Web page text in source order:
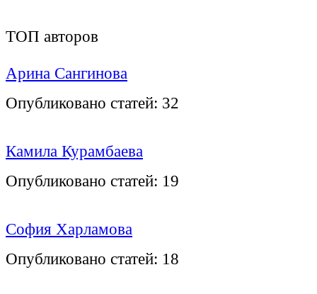
ТОП авторов
Арина Сангинова
Опубликовано статей: 32
Камила Курамбаева
Опубликовано статей: 19
София Харламова
Опубликовано статей: 18